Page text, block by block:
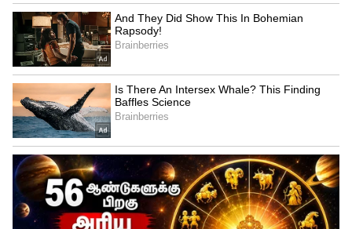
Royal Challengers Bengaluru vs Rajasthan
Royals- Eliminator
ஆர்சிபி மற்றும் கேகேஆர் அணிகள் இறுதிப் போட்டியில் மோதும்.
அப்படி நடந்தால் கோலி மற்றும் கம்பீர் இருவரும் ஒருவருக்கொருவர்